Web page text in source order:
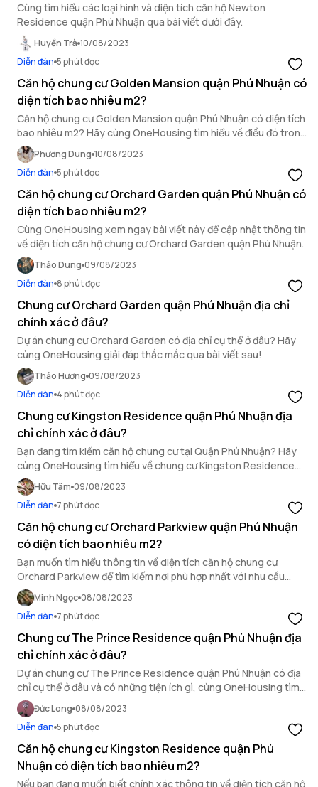
Cùng tìm hiểu các loại hình và diện tích căn hộ Newton
Residence quận Phú Nhuận qua bài viết dưới đây.
Huyền Trà 10/08/2023
Diễn đàn 5 phút đọc
Căn hộ chung cư Golden Mansion quận Phú Nhuận có
diện tích bao nhiêu m2?
Căn hộ chung cư Golden Mansion quận Phú Nhuận có diện tích
bao nhiêu m2? Hãy cùng OneHousing tìm hiểu về điều đó trong
bài viết dưới đây.
Phương Dung 10/08/2023
Diễn đàn 5 phút đọc
Căn hộ chung cư Orchard Garden quận Phú Nhuận có
diện tích bao nhiêu m2?
Cùng OneHousing xem ngay bài viết này để cập nhật thông tin
về diện tích căn hộ chung cư Orchard Garden quận Phú Nhuận.
Thảo Dung 09/08/2023
Diễn đàn 8 phút đọc
Chung cư Orchard Garden quận Phú Nhuận địa chỉ
chính xác ở đâu?
Dự án chung cư Orchard Garden có địa chỉ cụ thể ở đâu? Hãy
cùng OneHousing giải đáp thắc mắc qua bài viết sau!
Thảo Hương 09/08/2023
Diễn đàn 4 phút đọc
Chung cư Kingston Residence quận Phú Nhuận địa
chỉ chính xác ở đâu?
Bạn đang tìm kiếm căn hộ chung cư tại Quận Phú Nhuận? Hãy
cùng OneHousing tìm hiểu về chung cư Kingston Residence
quận Phú Nhuận qua bài viết dưới đây.
Hữu Tâm 09/08/2023
Diễn đàn 7 phút đọc
Căn hộ chung cư Orchard Parkview quận Phú Nhuận
có diện tích bao nhiêu m2?
Bạn muốn tìm hiểu thông tin về diện tích căn hộ chung cư
Orchard Parkview để tìm kiếm nơi phù hợp nhất với nhu cầu
không gian của mình? Hãy cùng OneHousing tìm hiểu ngay
các loại hình và diện tích căn hộ dự án này với bài viết dưới đây.
Minh Ngọc 08/08/2023
Diễn đàn 7 phút đọc
Chung cư The Prince Residence quận Phú Nhuận địa
chỉ chính xác ở đâu?
Dự án chung cư The Prince Residence quận Phú Nhuận có địa
chỉ cụ thể ở đâu và có những tiện ích gì, cùng OneHousing tìm
hiểu ngay qua bài viết sau đây.
Đức Long 08/08/2023
Diễn đàn 5 phút đọc
Căn hộ chung cư Kingston Residence quận Phú
Nhuận có diện tích bao nhiêu m2?
Nếu bạn đang muốn biết chính xác thông tin về diện tích căn hộ